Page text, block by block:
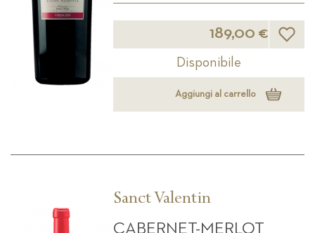
189,00 €
Disponibile
Aggiungi al carrello
Sanct Valentin
CABERNET-MERLOT